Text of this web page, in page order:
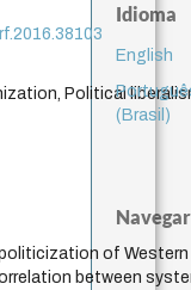
Political
of
between
Idioma
English
(Brasil)
Navegar